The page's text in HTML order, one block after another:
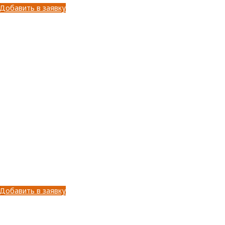
Добавить в заявку
Добавить в заявку